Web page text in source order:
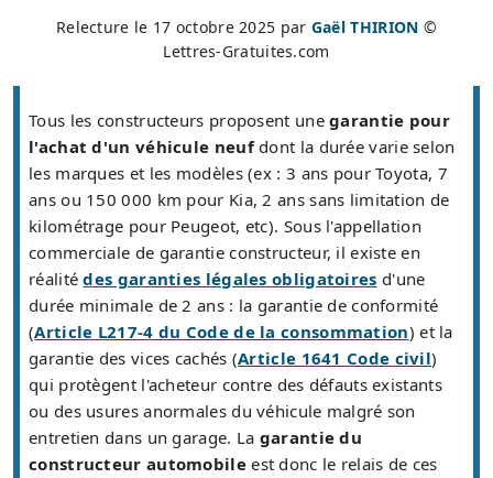
Relecture le 17 octobre 2025 par Gaël THIRION ©
Lettres-Gratuites.com
Tous les constructeurs proposent unegarantie pour
l'achat d'un véhicule neufdont la durée varie selon
les marques et les modèles (ex : 3 ans pour Toyota, 7
ans ou 150 000 km pour Kia, 2 ans sans limitation de
kilométrage pour Peugeot, etc). Sous l'appellation
commerciale de garantie constructeur, il existe en
réalitédes garanties légales obligatoires d'une
durée minimale de 2 ans : la garantie de conformité
(Article L217-4 du Code de la consommation) et la
garantie des vices cachés (Article 1641 Code civil)
qui protègent l'acheteur contre des défauts existants
ou des usures anormales du véhicule malgré son
entretien dans un garage. La garantie du
constructeur automobileest donc le relais de ces